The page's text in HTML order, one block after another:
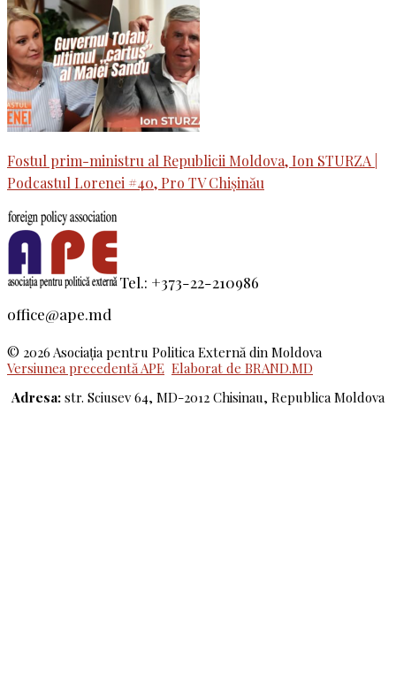
Fostul prim-ministru al Republicii Moldova, Ion STURZA |
Podcastul Lorenei #40, Pro TV Chișinău
Tel.: +373-22-210986
office@ape.md
© 2026 Asociaţia pentru Politica Externă din Moldova
Versiunea precedentă APE Elaborat de BRAND.MD
Adresa: str. Sciusev 64, MD-2012 Chisinau, Republica Moldova